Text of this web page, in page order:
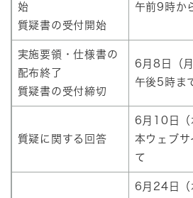
始
質疑書の受付開始
午前9時か
実施要領・仕様書の
配布終了
質疑書の受付締切
6月8日（月
午後5時ま
質疑に関する回答
6月10日（
本ウェブサ
て
6月24日（